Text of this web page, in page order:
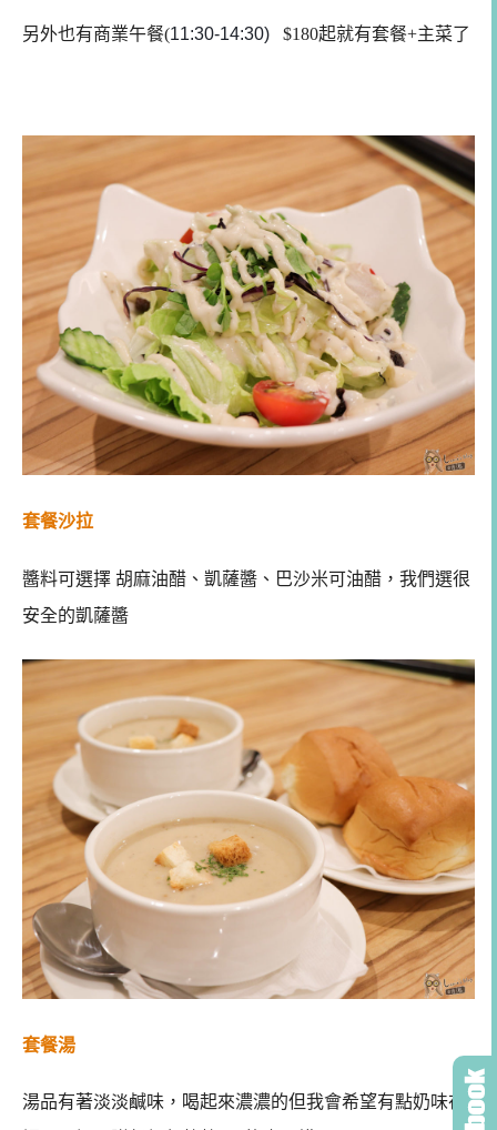
另外也有商業午餐(11:30-14:30) $180起就有套餐+主菜了
套餐沙拉
醬料可選擇 胡麻油醋、凱薩醬、巴沙米可油醋，我們選很
安全的凱薩醬
套餐湯
湯品有著淡淡鹹味，喝起來濃濃的但我會希望有點奶味在